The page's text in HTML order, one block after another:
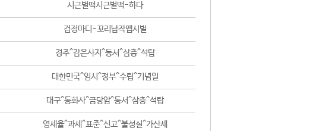
시근벌떡시근벌떡-하다
검정마디-꼬리납작맵시벌
경주^감은사지^동서^삼층^석탑
대한민국^임시^정부^수립^기념일
대구^동화사^금당암^동서^삼층^석탑
영세율^과세^표준^신고^불성실^가산세